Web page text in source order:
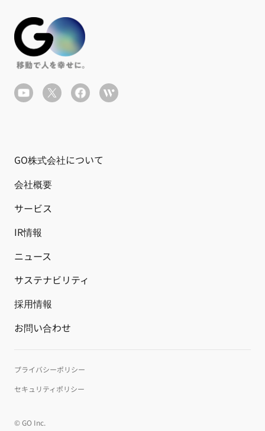
GO株式会社について
会社概要
サービス
IR情報
ニュース
サステナビリティ
採用情報
お問い合わせ
プライバシーポリシー
セキュリティポリシー
©︎ GO Inc.